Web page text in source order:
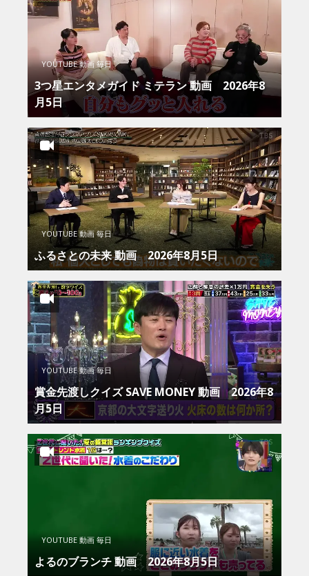
YOUTUBE 動画 毎日
3つ星エンタメガイド ミテラン 動画 2026年8
月5日
YOUTUBE 動画 毎日
ふるさとの未来 動画 2026年8月5日
YOUTUBE 動画 毎日
賞金先渡しクイズ SAVE MONEY 動画 2026年8
月5日
YOUTUBE 動画 毎日
よるのブランチ 動画 2026年8月5日